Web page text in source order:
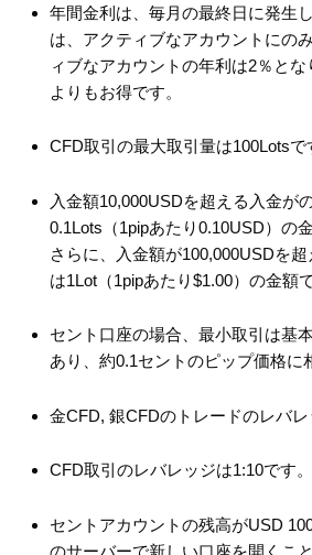
年間金利は、毎月の最終日に発生
は、アクティブなアカウントにの
ィブなアカウントの年利は2％と
よりもお得です。
CFD取引の最大取引量は100Lotsで
入金額10,000USDを超える入金が
0.1Lots（1pipあたり0.10USD）の
さらに、入金額が100,000USDを
は1Lot（1pipあたり$1.00）の金額
セント口座の場合、最小取引は基
あり、約0.1セントのピップ価格に
金CFD, 銀CFDのトレードのレバレ
CFD取引のレバレッジは1:10です。
セントアカウントの残高がUSD
のサーバーで新しい口座を開くこ